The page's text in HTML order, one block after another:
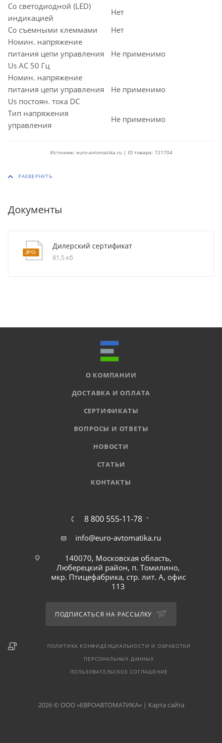
Со светодиодной (LED)
индикацией
Нет
Со съемными клеммами
Нет
Номин. напряжение
питания цепи управления
Us AC 50 Гц
Не применимо
Номин. напряжение
питания цепи управления
Us постоян. тока DC
Не применимо
Тип напряжения
управления
Не применимо
Источник: euro-avtomatika.ru | ID товара: 721704
Документы
Дилерский сертификат
81,5 кб
О КОМПАНИИ
ДОСТАВКА И ОПЛАТА
СЕРТИФИКАТЫ
ВОПРОСЫ И ОТВЕТЫ
НОВОСТИ
СТАТЬИ
КОНТАКТЫ
8 800 555-11-78
info@euro-avtomatika.ru
140070, Московская область,
Люберецкий район, п. Томилино,
мкр. Птицефабрика, стр. лит. А, офис
113
ПОДПИСАТЬСЯ НА РАССЫЛКУ
ПОЛИТИКА КОНФИДЕНЦИАЛЬНОСТИ И ОБРАБОТКИ
ПЕРСОНАЛЬНЫХ ДАННЫХ
ПОЛЬЗОВАТЕЛЬСКОЕ СОГЛАШЕНИЕ
2026 © ООО «ЕВРОАВТОМАТИКА» | Карта сайта